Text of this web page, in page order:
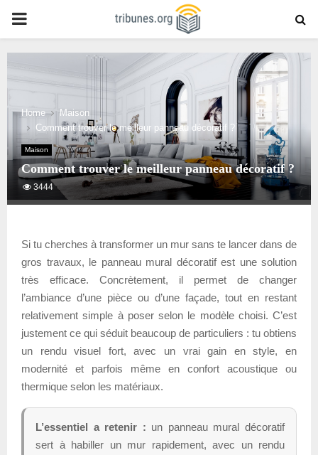
PRIMARY
MENU
Home
Maison
Comment trouver le meilleur panneau décoratif ?
Maison
Comment trouver le meilleur panneau décoratif ?
3444
Si tu cherches à transformer un mur sans te lancer dans de
gros travaux, le panneau mural décoratif est une solution
très efficace. Concrètement, il permet de changer
l’ambiance d’une pièce ou d’une façade, tout en restant
relativement simple à poser selon le modèle choisi. C’est
justement ce qui séduit beaucoup de particuliers : tu obtiens
un rendu visuel fort, avec un vrai gain en style, en
modernité et parfois même en confort acoustique ou
thermique selon les matériaux.
L’essentiel a retenir : un panneau mural décoratif
sert à habiller un mur rapidement, avec un rendu